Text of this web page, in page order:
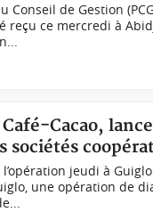
Conseil de Gestion
reçu ce mercredi à
Cacao,
sociétés
jeudi à
une opération de